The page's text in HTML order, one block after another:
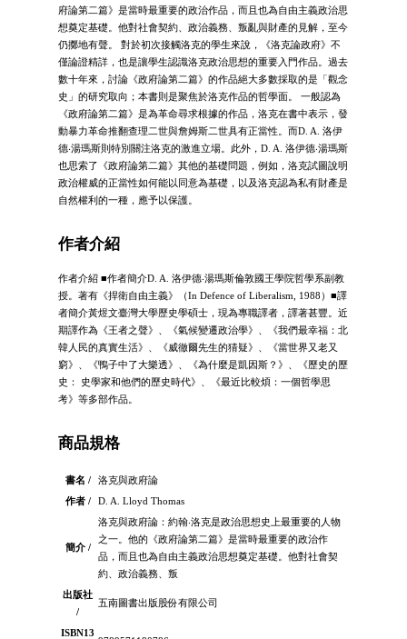
府論第二篇》是當時最重要的政治作品，而且也為自由主義政治思
想奠定基礎。他對社會契約、政治義務、叛亂與財產的見解，至今
仍擲地有聲。 對於初次接觸洛克的學生來說，《洛克論政府》不
僅論證精詳，也是讓學生認識洛克政治思想的重要入門作品。過去
數十年來，討論《政府論第二篇》的作品絕大多數採取的是「觀念
史」的研究取向；本書則是聚焦於洛克作品的哲學面。 一般認為
《政府論第二篇》是為革命尋求根據的作品，洛克在書中表示，發
動暴力革命推翻查理二世與詹姆斯二世具有正當性。而D. A. 洛伊
德‧湯瑪斯則特別關注洛克的激進立場。此外，D. A. 洛伊德‧湯瑪斯
也思索了《政府論第二篇》其他的基礎問題，例如，洛克試圖說明
政治權威的正當性如何能以同意為基礎，以及洛克認為私有財產是
自然權利的一種，應予以保護。
作者介紹
作者介紹 ■作者簡介D. A. 洛伊德‧湯瑪斯倫敦國王學院哲學系副教
授。著有《捍衛自由主義》（In Defence of Liberalism, 1988）■譯
者簡介黃煜文臺灣大學歷史學碩士，現為專職譯者，譯著甚豐。近
期譯作為《王者之聲》、《氣候變遷政治學》、《我們最幸福：北
韓人民的真實生活》、《威徹爾先生的猜疑》、《當世界又老又
窮》、《鴨子中了大樂透》、《為什麼是凱因斯？》、《歷史的歷
史： 史學家和他們的歷史時代》、《最近比較煩：一個哲學思
考》等多部作品。
商品規格
書名 /
洛克與政府論
作者 /
D. A. Lloyd Thomas
簡介 /
洛克與政府論：約翰‧洛克是政治思想史上最重要的人物
之一。他的《政府論第二篇》是當時最重要的政治作
品，而且也為自由主義政治思想奠定基礎。他對社會契
約、政治義務、叛
出版社
/
五南圖書出版股份有限公司
ISBN13